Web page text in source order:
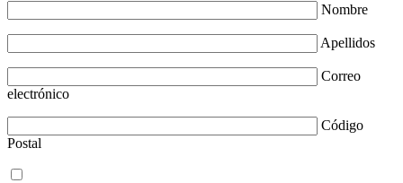
Nombre
Apellidos
Correo
electrónico
Código
Postal